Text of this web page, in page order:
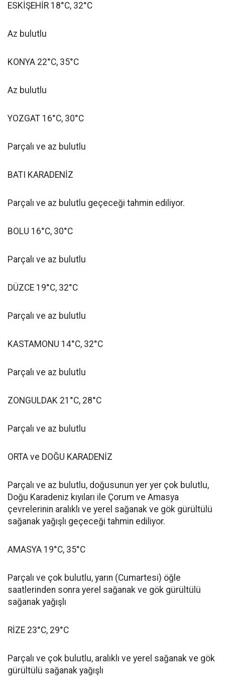
ESKİŞEHİR 18°C, 32°C
Az bulutlu
KONYA 22°C, 35°C
Az bulutlu
YOZGAT 16°C, 30°C
Parçalı ve az bulutlu
BATI KARADENİZ
Parçalı ve az bulutlu geçeceği tahmin ediliyor.
BOLU 16°C, 30°C
Parçalı ve az bulutlu
DÜZCE 19°C, 32°C
Parçalı ve az bulutlu
KASTAMONU 14°C, 32°C
Parçalı ve az bulutlu
ZONGULDAK 21°C, 28°C
Parçalı ve az bulutlu
ORTA ve DOĞU KARADENİZ
Parçalı ve az bulutlu, doğusunun yer yer çok bulutlu,
Doğu Karadeniz kıyıları ile Çorum ve Amasya
çevrelerinin aralıklı ve yerel sağanak ve gök gürültülü
sağanak yağışlı geçeceği tahmin ediliyor.
AMASYA 19°C, 35°C
Parçalı ve çok bulutlu, yarın (Cumartesi) öğle
saatlerinden sonra yerel sağanak ve gök gürültülü
sağanak yağışlı
RİZE 23°C, 29°C
Parçalı ve çok bulutlu, aralıklı ve yerel sağanak ve gök
gürültülü sağanak yağışlı